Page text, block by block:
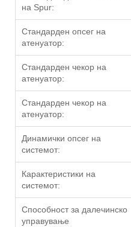
на Spur:
Стандарден опсег на
атенуатор:
Стандарден чекор на
атенуатор:
Стандарден чекор на
атенуатор:
Динамички опсег на
системот:
Карактеристики на
системот:
Способност за далечинско
управување